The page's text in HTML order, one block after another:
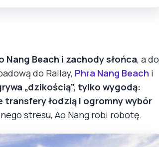
Nang Beach i zachody słońca, a do
do Railay, Phra Nang Beach i
„dzikością”, tylko wygodą:
transfery łodzią i ogromny wybór
stresu, Ao Nang robi robotę.